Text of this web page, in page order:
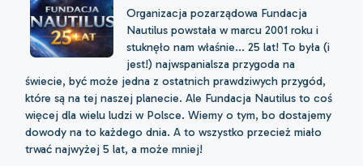
Organizacja pozarządowa Fundacja
Nautilus powstała w marcu 2001 roku i
stuknęło nam właśnie... 25 lat! To była (i
jest!) najwspanialsza przygoda na
świecie, być może jedna z ostatnich prawdziwych przygód,
które są na tej naszej planecie. Ale Fundacja Nautilus to coś
więcej dla wielu ludzi w Polsce. Wiemy o tym, bo dostajemy
dowody na to każdego dnia. A to wszystko przecież miało
trwać najwyżej 5 lat, a może mniej!